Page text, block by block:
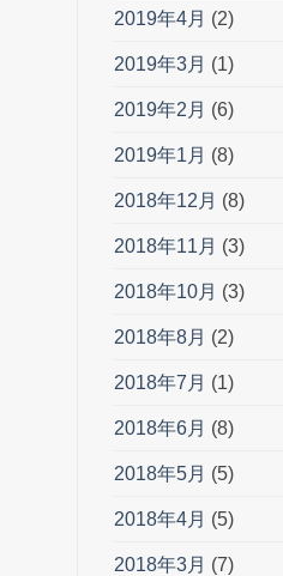
2019年4月 (2)
2019年3月 (1)
2019年2月 (6)
2019年1月 (8)
2018年12月 (8)
2018年11月 (3)
2018年10月 (3)
2018年8月 (2)
2018年7月 (1)
2018年6月 (8)
2018年5月 (5)
2018年4月 (5)
2018年3月 (7)